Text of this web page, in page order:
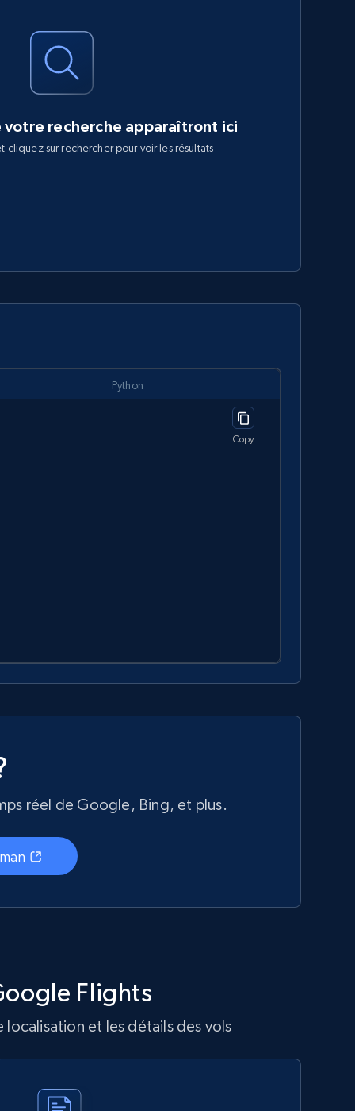
votre recherche apparaîtront ici
cliquez sur rechercher pour voir les résultats
Python
Copy
réel de Google, Bing, et plus.
Flights
et les détails des vols